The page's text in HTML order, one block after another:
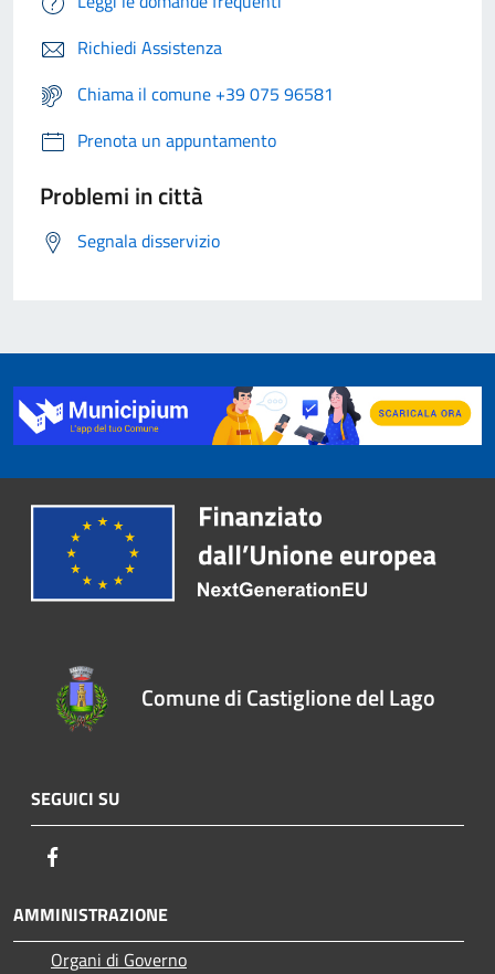
Richiedi Assistenza
Chiama il comune +39 075 96581
Prenota un appuntamento
Problemi in città
Segnala disservizio
Comune di Castiglione del Lago
SEGUICI SU
AMMINISTRAZIONE
Organi di Governo